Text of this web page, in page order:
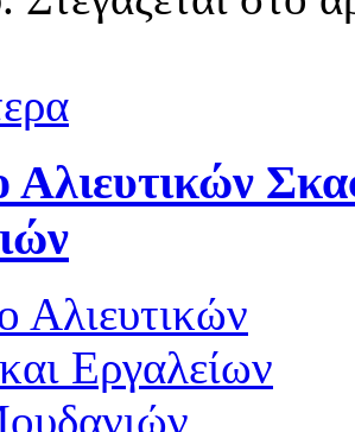
Αλιευτικών